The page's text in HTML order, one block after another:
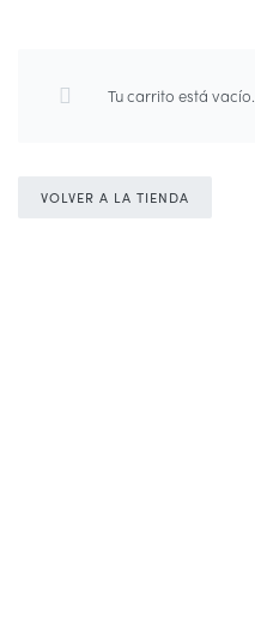
Tu carrito está vacío.
VOLVER A LA TIENDA